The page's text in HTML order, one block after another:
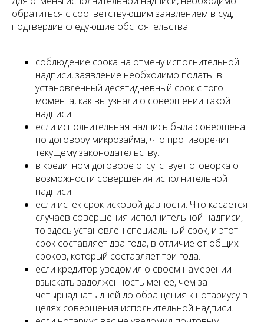
обратиться с соответствующим заявлением в суд,
подтвердив следующие обстоятельства:
соблюдение срока на отмену исполнительной
надписи, заявление необходимо подать в
установленный десятидневный срок с того
момента, как вы узнали о совершении такой
надписи.
если исполнительная надпись была совершена
по договору микрозайма, что противоречит
текущему законодательству.
в кредитном договоре отсутствует оговорка о
возможности совершения исполнительной
надписи.
если истек срок исковой давности. Что касается
случаев совершения исполнительной надписи,
то здесь установлен специальный срок, и этот
срок составляет два года, в отличие от общих
сроков, который составляет три года.
если кредитор уведомил о своем намерении
взыскать задолженность менее, чем за
четырнадцать дней до обращения к нотариусу в
целях совершения исполнительной надписи.